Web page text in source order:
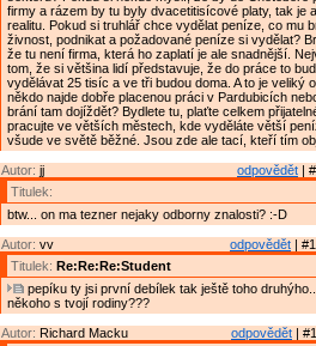
firmy a rázem by tu byly dvacetitisícové platy, tak je
realitu. Pokud si truhlář chce vydělat peníze, co mu
živnost, podnikat a požadované peníze si vydělat?
že tu není firma, která ho zaplatí je ale snadnější.
tom, že si většina lidí představuje, že do práce to
vydělávat 25 tisíc a ve tři budou doma. A to je veliký
někdo najde dobře placenou práci v Pardubicích
brání tam dojíždět? Bydlete tu, plaťte celkem
pracujte ve větších městech, kde vyděláte větší
všude ve světě běžné. Jsou zde ale tací, kteří tím
odpovědět |
Autor: jj
Titulek:
btw... on ma tezner nejaky odborny znalosti? :-D
odpovědět |
Autor: vv
Titulek: Re:Re:Re:Student
pepíku ty jsi první debílek tak ještě toho
někoho s tvojí rodiny???
odpovědět |
Autor: Richard Macku